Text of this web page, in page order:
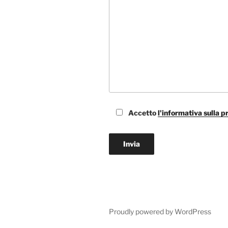
Accettol'informativa sulla
Proudly powered by WordPress